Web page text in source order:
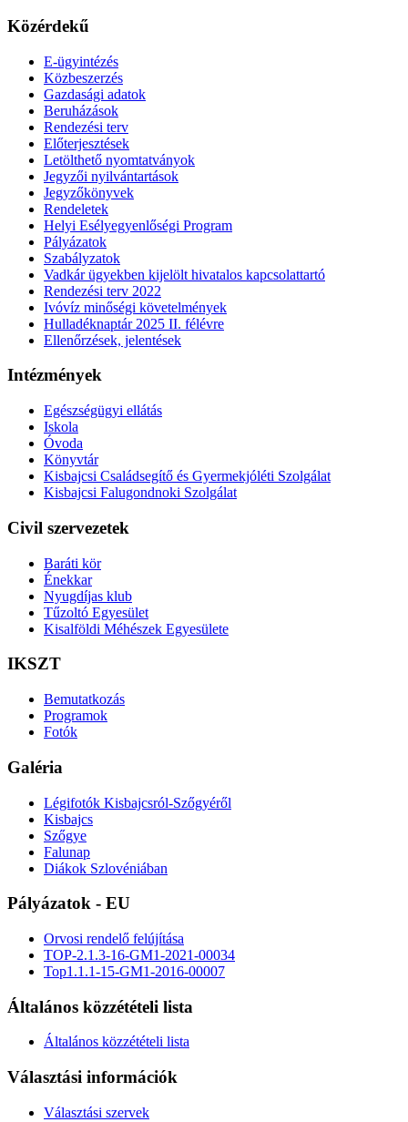
Közérdekű
E-ügyintézés
Közbeszerzés
Gazdasági adatok
Beruházások
Rendezési terv
Előterjesztések
Letölthető nyomtatványok
Jegyzői nyilvántartások
Jegyzőkönyvek
Rendeletek
Helyi Esélyegyenlőségi Program
Pályázatok
Szabályzatok
Vadkár ügyekben kijelölt hivatalos kapcsolattartó
Rendezési terv 2022
Ivóvíz minőségi követelmények
Hulladéknaptár 2025 II. félévre
Ellenőrzések, jelentések
Intézmények
Egészségügyi ellátás
Iskola
Óvoda
Könyvtár
Kisbajcsi Családsegítő és Gyermekjóléti Szolgálat
Kisbajcsi Falugondnoki Szolgálat
Civil szervezetek
Baráti kör
Énekkar
Nyugdíjas klub
Tűzoltó Egyesület
Kisalföldi Méhészek Egyesülete
IKSZT
Bemutatkozás
Programok
Fotók
Galéria
Légifotók Kisbajcsról-Szőgyéről
Kisbajcs
Szőgye
Falunap
Diákok Szlovéniában
Pályázatok - EU
Orvosi rendelő felújítása
TOP-2.1.3-16-GM1-2021-00034
Top1.1.1-15-GM1-2016-00007
Általános közzétételi lista
Általános közzétételi lista
Választási információk
Választási szervek